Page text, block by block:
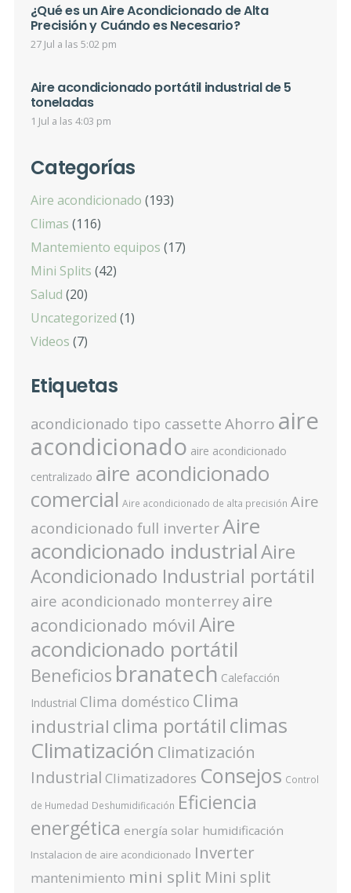
¿Qué es un Aire Acondicionado de Alta
Precisión y Cuándo es Necesario?
27 Jul a las 5:02 pm
Aire acondicionado portátil industrial de 5
toneladas
1 Jul a las 4:03 pm
Categorías
Aire acondicionado (193)
Climas (116)
Mantemiento equipos (17)
Mini Splits (42)
Salud (20)
Uncategorized (1)
Videos (7)
Etiquetas
acondicionado tipo cassette Ahorro aire
acondicionado aire acondicionado
centralizado aire acondicionado
comercial Aire acondicionado de alta precisión Aire
acondicionado full inverterAire
acondicionado industrialAire
Acondicionado Industrial portátil
aire acondicionado monterrey aire
acondicionado móvil Aire
acondicionado portátil
Beneficios branatech Calefacción
Industrial Clima doméstico Clima
industrial clima portátil climas
Climatización Climatización
Industrial Climatizadores Consejos Control
de Humedad Deshumidificación Eficiencia
energética energía solar humidificación
Instalacion de aire acondicionado Inverter
mantenimiento mini split Mini split